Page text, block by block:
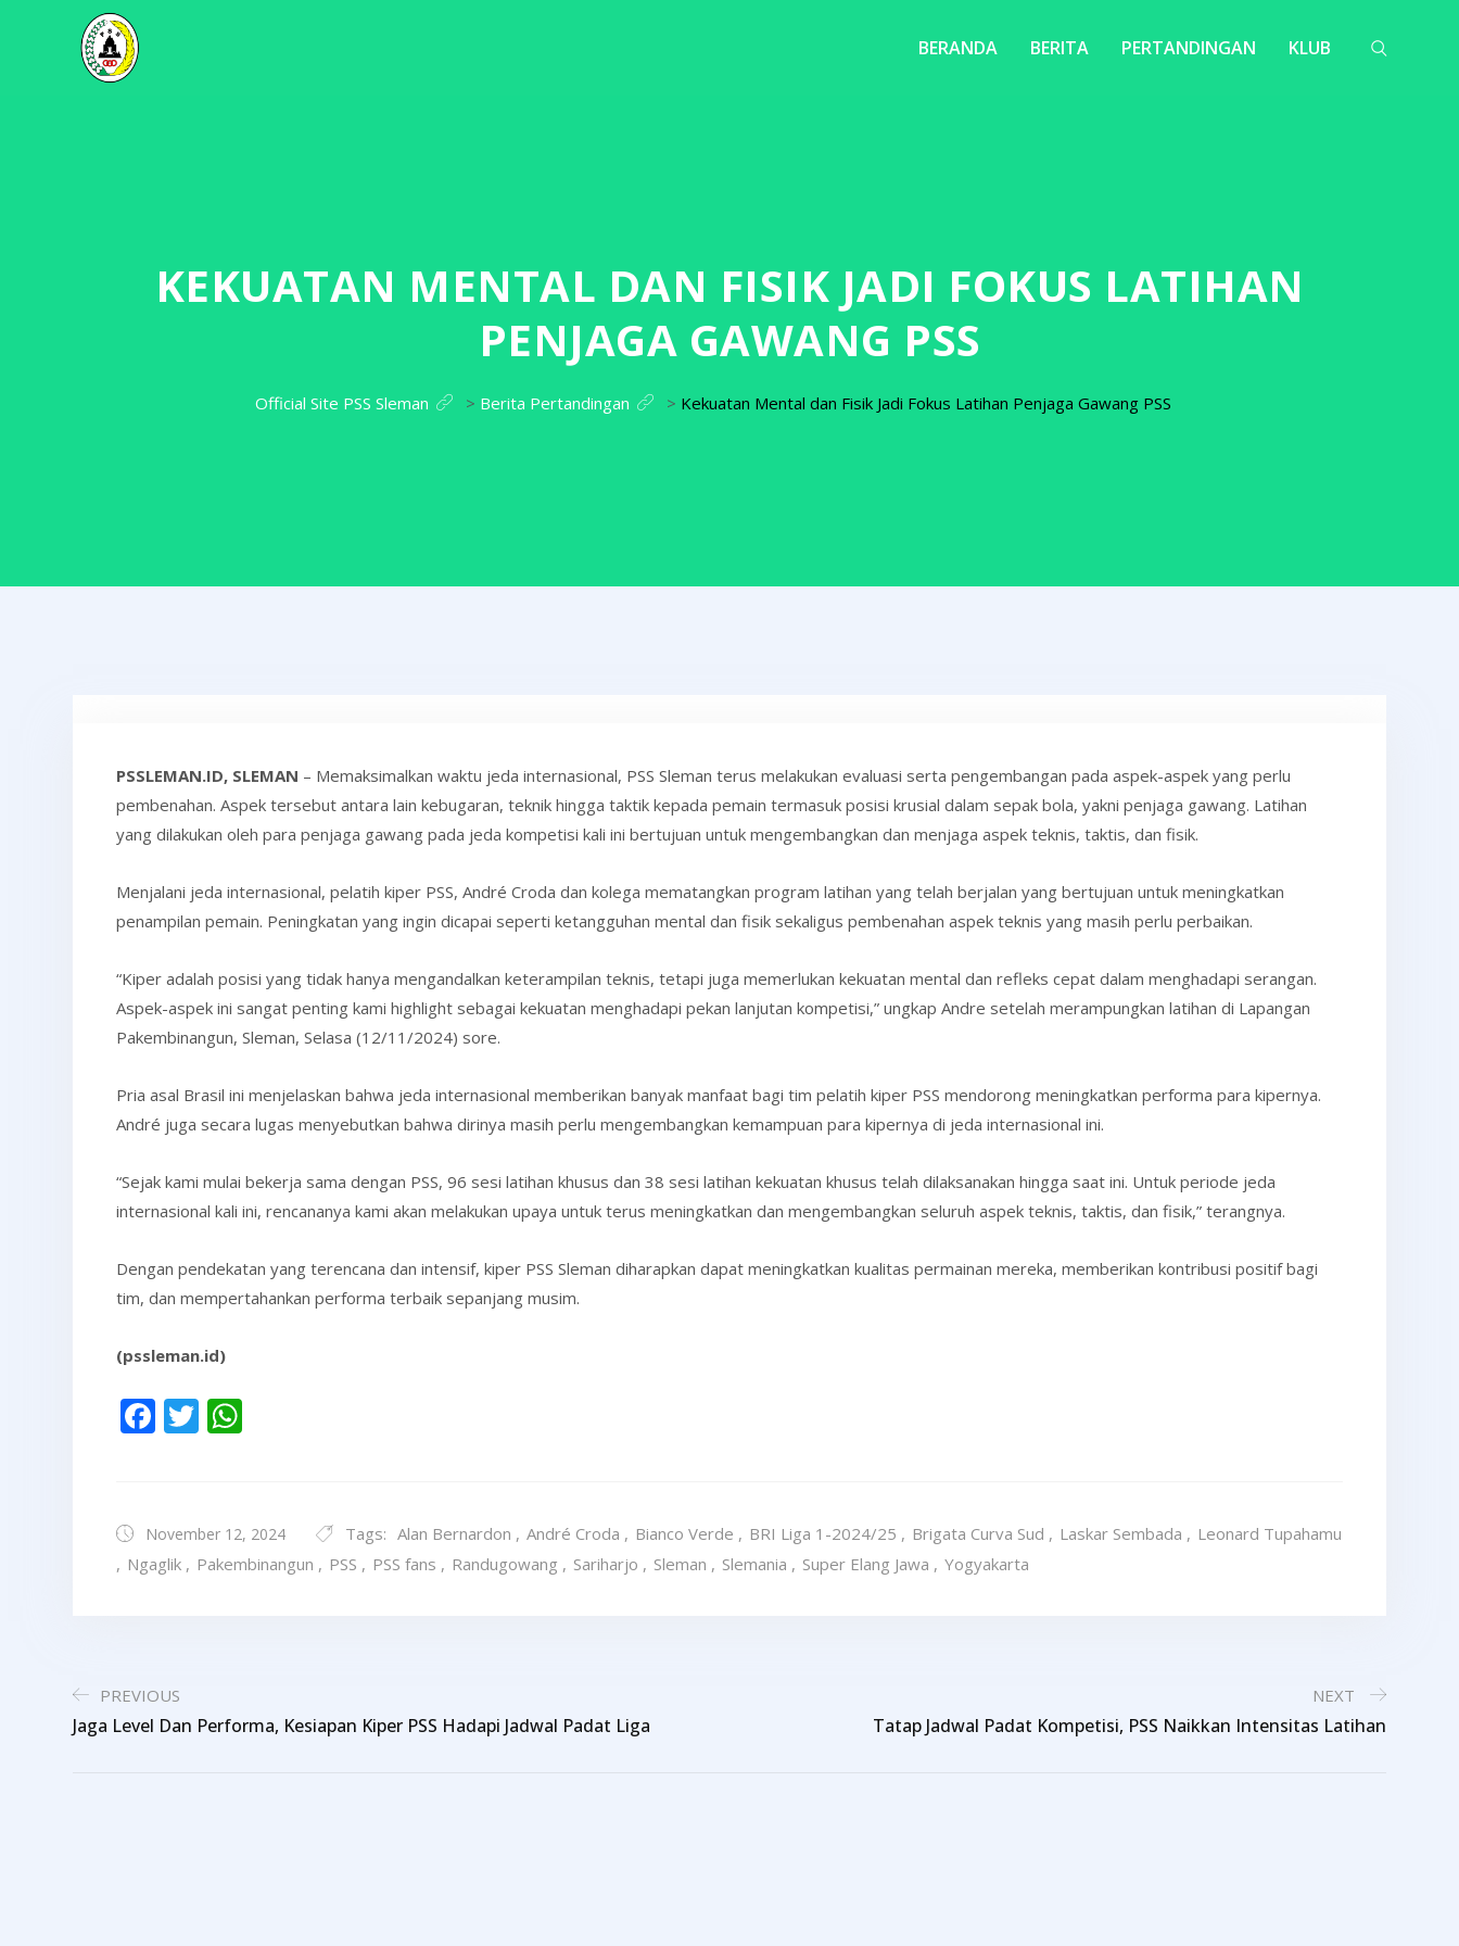
BERANDA BERITA PERTANDINGAN KLUB
KEKUATAN MENTAL DAN FISIK JADI FOKUS LATIHAN
PENJAGA GAWANG PSS
Official Site PSS Sleman > Berita Pertandingan > Kekuatan Mental dan Fisik Jadi Fokus Latihan Penjaga Gawang PSS
PSSLEMAN.ID, SLEMAN – Memaksimalkan waktu jeda internasional, PSS Sleman terus melakukan evaluasi serta pengembangan pada aspek-aspek yang perlu
pembenahan. Aspek tersebut antara lain kebugaran, teknik hingga taktik kepada pemain termasuk posisi krusial dalam sepak bola, yakni penjaga gawang. Latihan
yang dilakukan oleh para penjaga gawang pada jeda kompetisi kali ini bertujuan untuk mengembangkan dan menjaga aspek teknis, taktis, dan fisik.
Menjalani jeda internasional, pelatih kiper PSS, André Croda dan kolega mematangkan program latihan yang telah berjalan yang bertujuan untuk meningkatkan
penampilan pemain. Peningkatan yang ingin dicapai seperti ketangguhan mental dan fisik sekaligus pembenahan aspek teknis yang masih perlu perbaikan.
“Kiper adalah posisi yang tidak hanya mengandalkan keterampilan teknis, tetapi juga memerlukan kekuatan mental dan refleks cepat dalam menghadapi serangan.
Aspek-aspek ini sangat penting kami highlight sebagai kekuatan menghadapi pekan lanjutan kompetisi,” ungkap Andre setelah merampungkan latihan di Lapangan
Pakembinangun, Sleman, Selasa (12/11/2024) sore.
Pria asal Brasil ini menjelaskan bahwa jeda internasional memberikan banyak manfaat bagi tim pelatih kiper PSS mendorong meningkatkan performa para kipernya.
André juga secara lugas menyebutkan bahwa dirinya masih perlu mengembangkan kemampuan para kipernya di jeda internasional ini.
“Sejak kami mulai bekerja sama dengan PSS, 96 sesi latihan khusus dan 38 sesi latihan kekuatan khusus telah dilaksanakan hingga saat ini. Untuk periode jeda
internasional kali ini, rencananya kami akan melakukan upaya untuk terus meningkatkan dan mengembangkan seluruh aspek teknis, taktis, dan fisik,” terangnya.
Dengan pendekatan yang terencana dan intensif, kiper PSS Sleman diharapkan dapat meningkatkan kualitas permainan mereka, memberikan kontribusi positif bagi
tim, dan mempertahankan performa terbaik sepanjang musim.
(pssleman.id)
Facebook
Twitter
November 12, 2024 Tags: Alan Bernardon , André Croda , Bianco Verde , BRI Liga 1-2024/25 , Brigata Curva Sud , Laskar Sembada , Leonard Tupahamu
, Ngaglik , Pakembinangun , PSS , PSS fans , Randugowang , Sariharjo , Sleman , Slemania , Super Elang Jawa , Yogyakarta
PREVIOUS
Jaga Level Dan Performa, Kesiapan Kiper PSS Hadapi Jadwal Padat Liga
NEXT
Tatap Jadwal Padat Kompetisi, PSS Naikkan Intensitas Latihan